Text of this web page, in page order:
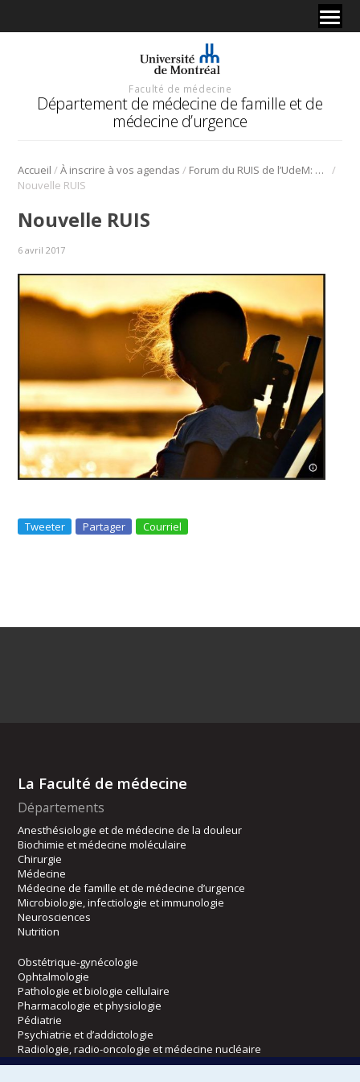
Faculté de médecine
Département de médecine de famille et de
médecine d’urgence
Accueil /À inscrire à vos agendas / Forum du RUIS de l’UdeM: des échanges interdisciplinaires sur les soins de fin de vie
/
Nouvelle RUIS
Nouvelle RUIS
6 avril 2017
Tweeter Partager Courriel
La Faculté de médecine
Départements
Anesthésiologie et de médecine de la douleur
Biochimie et médecine moléculaire
Chirurgie
Médecine
Médecine de famille et de médecine d’urgence
Microbiologie, infectiologie et immunologie
Neurosciences
Nutrition
Obstétrique-gynécologie
Ophtalmologie
Pathologie et biologie cellulaire
Pharmacologie et physiologie
Pédiatrie
Psychiatrie et d’addictologie
Radiologie, radio-oncologie et médecine nucléaire